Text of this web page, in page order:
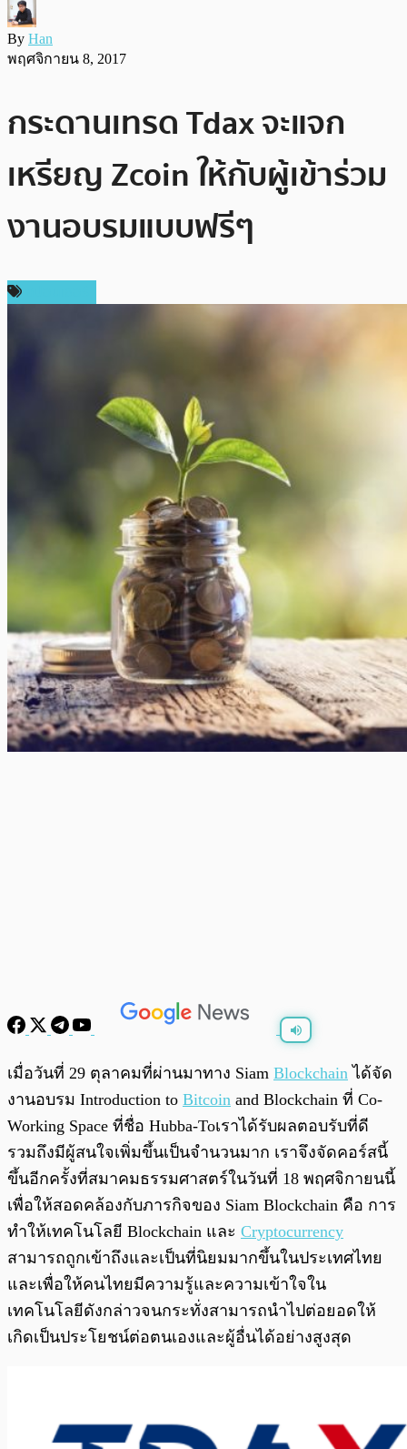
By Han
พฤศจิกายน 8, 2017
กระดานเทรด Tdax จะแจก
เหรียญ Zcoin ให้กับผู้เข้าร่วม
งานอบรมแบบฟรีๆ
พร้อมเล่น 0:00
เมื่อวันที่ 29 ตุลาคมที่ผ่านมาทาง Siam Blockchain ได้จัด
งานอบรม Introduction to Bitcoin and Blockchain ที่ Co-
Working Space ที่ชื่อ Hubba-Toเราได้รับผลตอบรับที่ดี
รวมถึงมีผู้สนใจเพิ่มขึ้นเป็นจำนวนมาก เราจึงจัดคอร์สนี้
ขึ้นอีกครั้งที่สมาคมธรรมศาสตร์ในวันที่ 18 พฤศจิกายนนี้
เพื่อให้สอดคล้องกับภารกิจของ Siam Blockchain คือ การ
ทำให้เทคโนโลยี Blockchain และ Cryptocurrency
สามารถถูกเข้าถึงและเป็นที่นิยมมากขึ้นในประเทศไทย
และเพื่อให้คนไทยมีความรู้และความเข้าใจใน
เทคโนโลยีดังกล่าวจนกระทั่งสามารถนำไปต่อยอดให้
เกิดเป็นประโยชน์ต่อตนเองและผู้อื่นได้อย่างสูงสุด